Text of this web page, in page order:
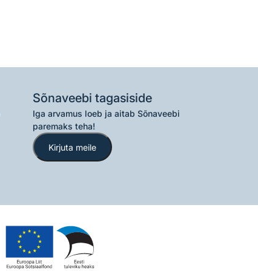
Sõnaveebi tagasiside
Iga arvamus loeb ja aitab Sõnaveebi
paremaks teha!
Kirjuta meile